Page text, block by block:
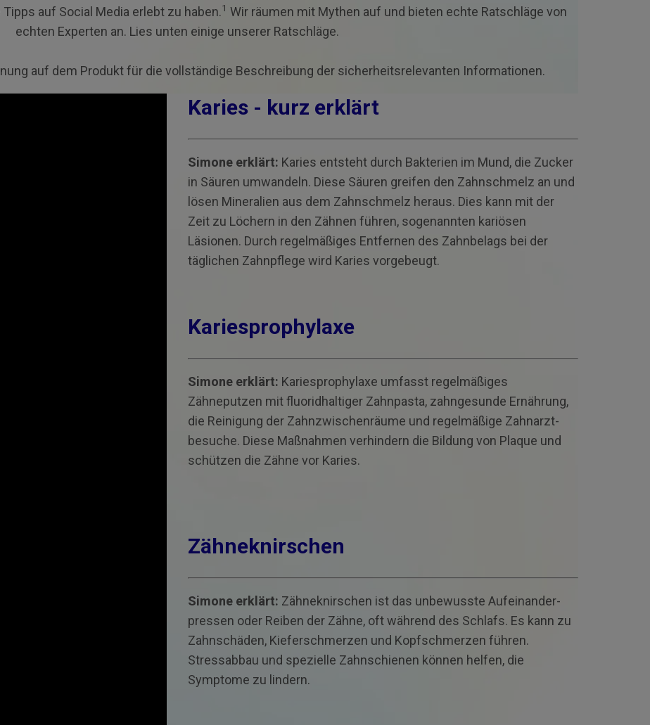
auf Social Media erlebt zu haben.1 Wir räumen mit Mythen auf und bieten echte Ratschläge von
echten Experten an. Lies unten einige unserer Ratschläge.
auf dem Produkt für die vollständige Beschreibung der sicherheitsrelevanten Informationen.
Karies - kurz erklärt
Simone erklärt: Karies entsteht durch Bakterien im Mund, die Zucker
in Säuren umwandeln. Diese Säuren greifen den Zahnschmelz an und
lösen Mineralien aus dem Zahnschmelz heraus. Dies kann mit der
Zeit zu Löchern in den Zähnen führen, sogenannten kariösen
Läsionen. Durch regelmäßiges Entfernen des Zahnbelags bei der
täglichen Zahnpflege wird Karies vorgebeugt.
Karies­prophylaxe
Simone erklärt: Karies­prophylaxe umfasst regelmäßiges
Zähneputzen mit fluoridhaltiger Zahnpasta, zahngesunde Ernährung,
die Reinigung der Zahn­zwischenräume und regelmäßige Zahnarzt­
besuche. Diese Maßnahmen verhindern die Bildung von Plaque und
schützen die Zähne vor Karies.
Zähneknirschen
Simone erklärt: Zähne­knirschen ist das unbewusste Aufeinander­
pressen oder Reiben der Zähne, oft während des Schlafs. Es kann zu
Zahn­schäden, Kiefer­schmerzen und Kopf­schmerzen führen.
Stressabbau und spezielle Zahn­schienen können helfen, die
Symptome zu lindern.